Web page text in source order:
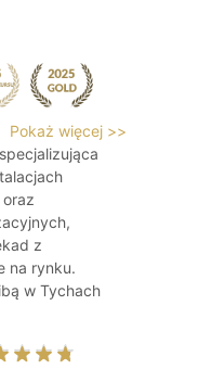
Pokaż więcej >>
z
na rynku.
w Tychach